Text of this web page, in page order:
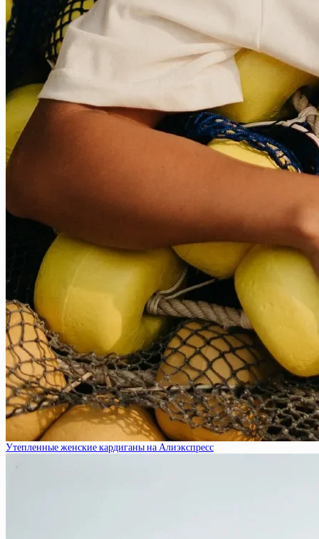
Утепленные женские кардиганы на Алиэкспресс